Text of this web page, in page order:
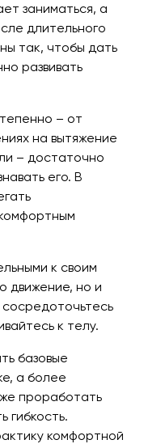
заниматься, а
длительного
так, чтобы дать
развивать
– от
на вытяжение
– достаточно
его. В
к своим
движение, но и
к телу.
базовые
а более
проработать
гибкость.
комфортной